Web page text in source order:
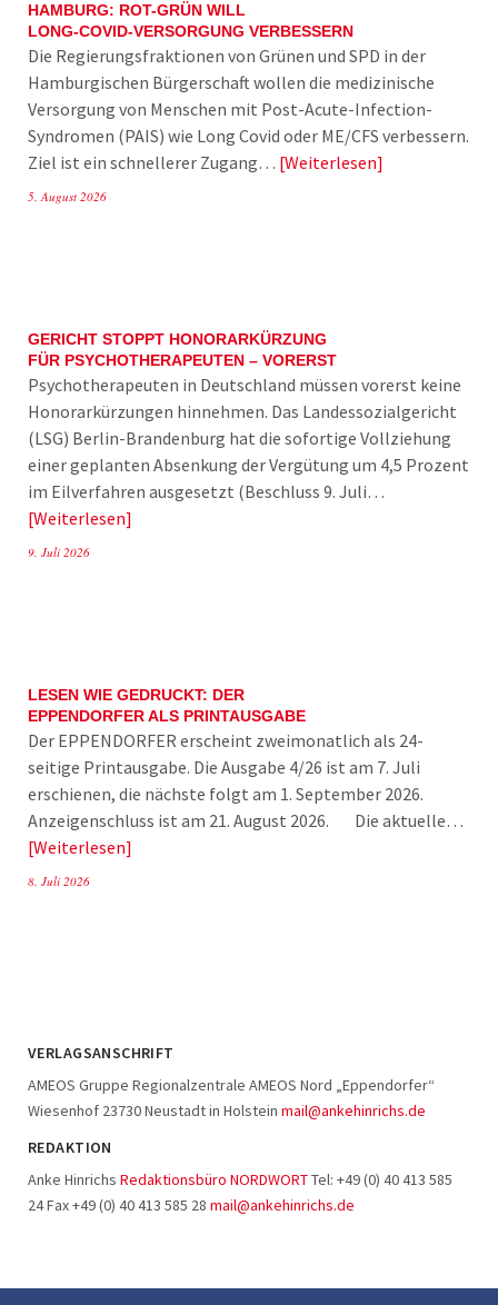
HAMBURG: ROT-GRÜN WILL
LONG-COVID-VERSORGUNG VERBESSERN
Die Regierungsfraktionen von Grünen und SPD in der
Hamburgischen Bürgerschaft wollen die medizinische
Versorgung von Menschen mit Post-Acute-Infection-
Syndromen (PAIS) wie Long Covid oder ME/CFS verbessern.
Ziel ist ein schnellerer Zugang… Weiterlesen
5. August 2026
GERICHT STOPPT HONORARKÜRZUNG
FÜR PSYCHOTHERAPEUTEN – VORERST
Psychotherapeuten in Deutschland müssen vorerst keine
Honorarkürzungen hinnehmen. Das Landessozialgericht
(LSG) Berlin-Brandenburg hat die sofortige Vollziehung
einer geplanten Absenkung der Vergütung um 4,5 Prozent
im Eilverfahren ausgesetzt (Beschluss 9. Juli…
Weiterlesen
9. Juli 2026
LESEN WIE GEDRUCKT: DER
EPPENDORFER ALS PRINTAUSGABE
Der EPPENDORFER erscheint zweimonatlich als 24-
seitige Printausgabe. Die Ausgabe 4/26 ist am 7. Juli
erschienen, die nächste folgt am 1. September 2026.
Anzeigenschluss ist am 21. August 2026. Die aktuelle…
Weiterlesen
8. Juli 2026
VERLAGSANSCHRIFT
AMEOS Gruppe Regionalzentrale AMEOS Nord „Eppendorfer“
Wiesenhof 23730 Neustadt in Holstein mail@ankehinrichs.de
REDAKTION
Anke Hinrichs Redaktionsbüro NORDWORTTel: +49 (0) 40 413 585
24 Fax +49 (0) 40 413 585 28 mail@ankehinrichs.de